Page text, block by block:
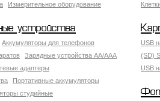
Измерительное оборудование
устройства
Аккумуляторы для телефонов
Зарядные устройства AA/AAA
адаптеры
Портативные аккумуляторы
студийные
USB
(SD)
USB